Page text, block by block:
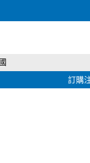
thickness:1.0mm">
訂購